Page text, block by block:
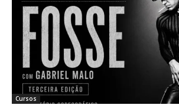
Cursos